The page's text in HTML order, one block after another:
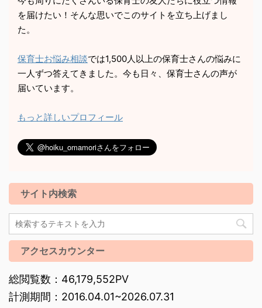
を届けたい！そんな思いでこのサイトを立ち上げまし
た。
保育士お悩み相談では1,500人以上の保育士さんの悩みに
一人ずつ答えてきました。今も日々、保育士さんの声が
届いています。
もっと詳しいプロフィール
サイト内検索
アクセスカウンター
総閲覧数：46,179,552PV
計測期間：2016.04.01~2026.07.31